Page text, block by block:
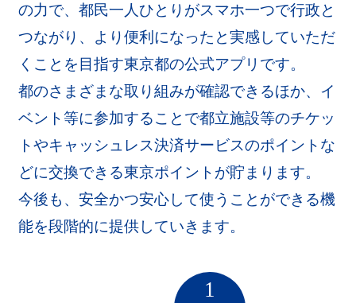
の力で、都民一人ひとりがスマホ一つで行政と
つながり、より便利になったと実感していただ
くことを目指す東京都の公式アプリです。
都のさまざまな取り組みが確認できるほか、イ
ベント等に参加することで都立施設等のチケッ
トやキャッシュレス決済サービスのポイントな
どに交換できる東京ポイントが貯まります。
今後も、安全かつ安心して使うことができる機
能を段階的に提供していきます。
1